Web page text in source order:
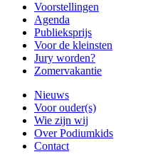
Voorstellingen
Agenda
Publieksprijs
Voor de kleinsten
Jury worden?
Zomervakantie
Nieuws
Voor ouder(s)
Wie zijn wij
Over Podiumkids
Contact